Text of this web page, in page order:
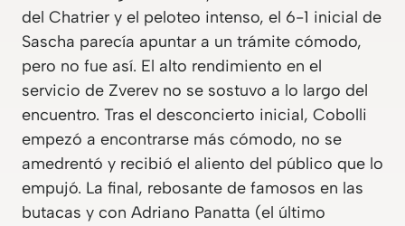
del Chatrier y el peloteo intenso, el 6-1 inicial de
Sascha parecía apuntar a un trámite cómodo,
pero no fue así. El alto rendimiento en el
servicio de Zverev no se sostuvo a lo largo del
encuentro. Tras el desconcierto inicial, Cobolli
empezó a encontrarse más cómodo, no se
amedrentó y recibió el aliento del público que lo
empujó. La final, rebosante de famosos en las
butacas y con Adriano Panatta (el último